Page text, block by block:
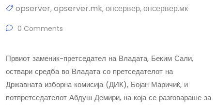
opserver, opserver.mk, опсервер, опсервер.мк
0 Comments
Првиот заменик-претседател на Владата, Беким Сали,
оствари средба во Владата со претседателот на
Државната изборна комисија (ДИК), Бојан Маричиќ, и
потпретседателот Абдуш Демири, на која се разговараше за